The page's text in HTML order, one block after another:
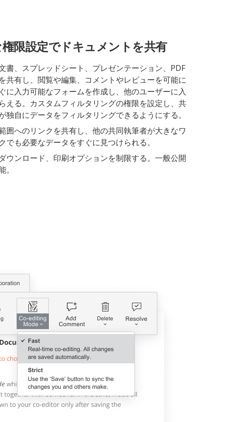
限設定でドキュメントを共有
書、スプレッドシート、プレゼンテーション、PDF
共有し、閲覧や編集、コメントやレビューを可能に
に入力可能なフォームを作成し、他のユーザーに入
える。カスタムフィルタリングの権限を設定し、共
独自にデータをフィルタリングできるようにする。
囲へのリンクを共有し、他の共同執筆者が大きなワ
でも必要なデータをすぐに見つけられる。
ウンロード、印刷オプションを制限する。一般公開
。